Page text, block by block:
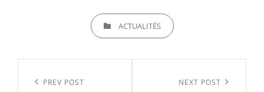
CATEGORIESACTUALITÉS
Previous
PREV POST NEXT POST